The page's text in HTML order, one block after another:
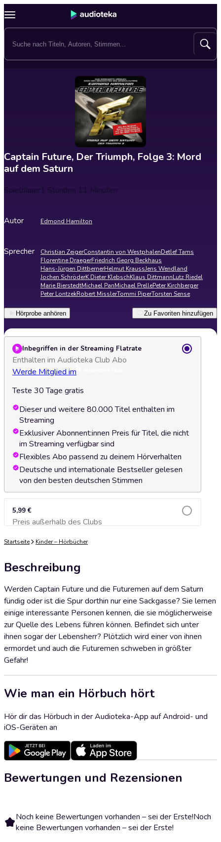
Captain Future, Der Triumph, Folge 3: Mord
auf dem Saturn
Spieldauer1 Stunden 11 Minuten
Autor Edmond Hamilton
Sprecher Christian ZeigerConstantin von WestphalenDetlef Tams
Florentine DraegerFriedrich Georg Beckhaus
Hans-Jürgen DittbernerHelmut KraussJens Wendland
Jochen SchröderK.Dieter KlebschKlaus DittmannLutz Riedel
Marie BierstedtMichael PanMichael PrellePeter Kirchberger
Peter LontzekRobert MisslerTommi PiperTorsten Sense
Hörprobe anhören Zu Favoriten hinzufügen
Inbegriffen in der Streaming Flatrate
Enthalten im Audioteka Club Abo
Werde Mitglied im
Teste 30 Tage gratis
Dieser und weitere 80.000 Titel enthalten im
Streaming
Exklusiver Abonnent:innen Preis für Titel, die nicht
im Streaming verfügbar sind
Flexibles Abo passend zu deinem Hörverhalten
Deutsche und internationale Bestseller gelesen
von den besten deutschen Stimmen
5,99 €
Preis außerhalb des ClubsZum Warenkorb hinzufügen
Startseite Kinder – Hörbücher
Beschreibung
Werden Captain Future und die Futuremen auf dem Saturn
fündig oder ist die Spur dorthin nur eine Sackgasse? Sie lernen
einige interessante Personen kennen, die sie möglicherweise
zur Quelle des Lebens führen können. Befindet sich unter
ihnen sogar der Lebensherr? Plötzlich wird einer von ihnen
ermordet und auch die Futuremen schweben in größter
Gefahr!
Wie man ein Hörbuch hört
Hör dir das Hörbuch in der Audioteka-App auf Android- und
iOS-Geräten an
Bewertungen und Rezensionen
Noch keine Bewertungen vorhanden – sei der Erste!Noch
keine Bewertungen vorhanden – sei der Erste!